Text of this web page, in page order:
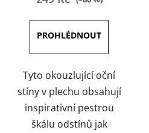
5
hvězdiček.
Tyto okouzlující oční
stíny v plechu obsahují
inspirativní pestrou
škálu odstínů jak